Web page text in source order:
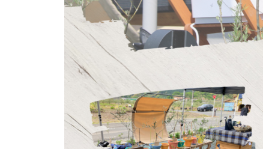
GW営業スケジュールのお知ら
【3/7(土)開催】オリーブの記憶
を宿した器と、一期一会のター
ブルドット